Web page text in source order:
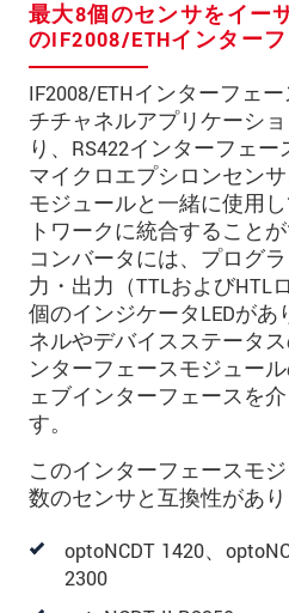
最大8個のセンサをイー
のIF2008/ETHインター
IF2008/ETHインターフェ
チチャネルアプリケーシ
り、RS422インターフェ
マイクロエプシロンセン
モジュールと一緒に使用
トワークに統合すること
コンバータには、プログ
力・出力（TTLおよびHTL
個のインジケータLEDが
ネルやデバイスステータ
ンターフェースモジュー
ェブインターフェースを
す。
このインターフェースモ
数のセンサと互換性があり
optoNCDT 1420、
2300
メールアドレ
ス*
メッセージ*
ご連絡願います
印刷された製品カ
さい
直接訪問してほしい
* 必須フィールド。
個人情報に関するプライ
をお読みください。.
メッセージを送信